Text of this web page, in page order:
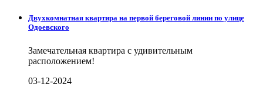
Двухкомнатная квартира на первой береговой линии по улице
Одоевского
Замечательная квартира с удивительным
расположением!
03-12-2024